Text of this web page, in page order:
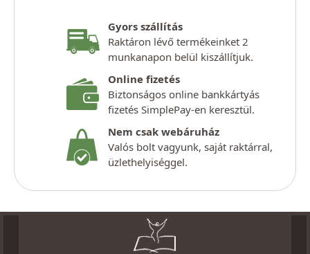
Gyors szállítás
Raktáron lévő termékeinket 2
munkanapon belül kiszállítjuk.
Online fizetés
Biztonságos online bankkártyás
fizetés SimplePay-en keresztül.
Nem csak webáruház
Valós bolt vagyunk, saját raktárral,
üzlethelyiséggel.